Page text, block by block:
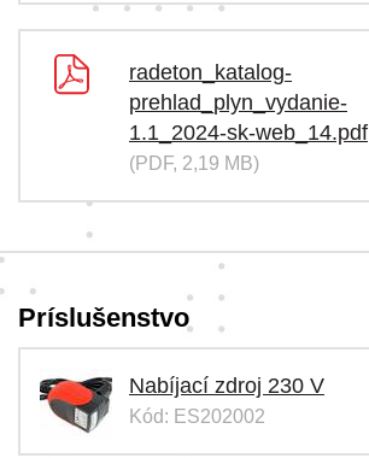
radeton_katalog-
prehlad_plyn_vydanie-
1.1_2024-sk-web_14.pdf
(PDF, 2,19 MB)
Príslušenstvo
Nabíjací zdroj 230 V
Kód: ES202002